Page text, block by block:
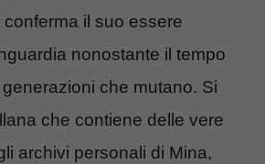
conferma il suo essere
nonostante il tempo
che mutano. Si
che contiene delle vere
archivi personali di Mina,